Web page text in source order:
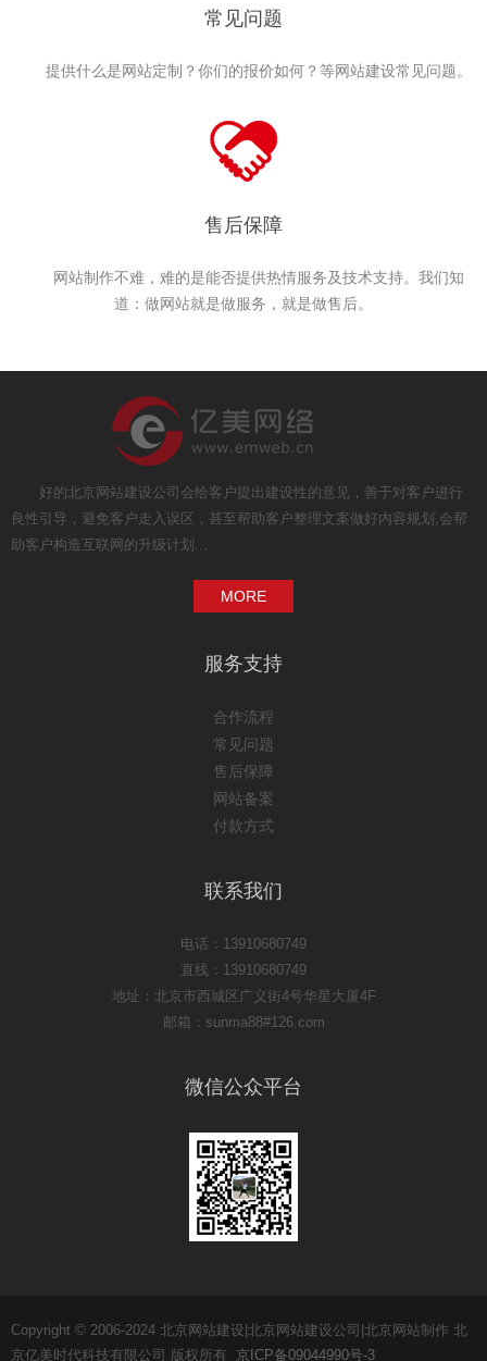
常见问题
提供什么是网站定制？你们的报价如何？等网站建设常见问题。
售后保障
网站制作不难，难的是能否提供热情服务及技术支持。我们知
道：做网站就是做服务，就是做售后。
好的北京网站建设公司会给客户提出建设性的意见，善于对客户进行
良性引导，避免客户走入误区，甚至帮助客户整理文案做好内容规划,会帮
助客户构造互联网的升级计划...
MORE
服务支持
合作流程
常见问题
售后保障
网站备案
付款方式
联系我们
电话：13910680749
直线：13910680749
地址：北京市西城区广义街4号华星大厦4F
邮箱：sunma88#126.com
微信公众平台
Copyright © 2006-2024 北京网站建设|北京网站建设公司|北京网站制作 北
京亿美时代科技有限公司 版权所有 京ICP备09044990号-3